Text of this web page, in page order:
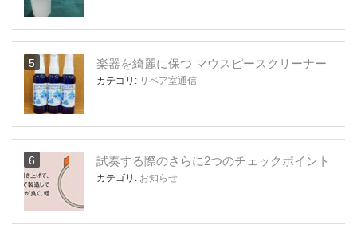
楽器を綺麗に保つ マウスピースクリーナー
カテゴリ: リペア室通信
試奏する際のさらに2つのチェックポイント
カテゴリ: お知らせ